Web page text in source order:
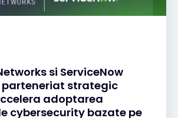
si ServiceNow
parteneriat strategic
adoptarea
cybersecurity bazate pe